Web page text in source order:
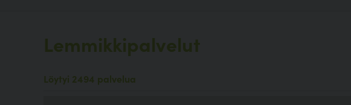
Lemmikkipalvelut
Löytyi 2494 palvelua